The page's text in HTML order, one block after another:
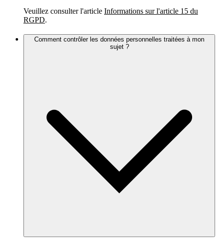
Veuillez consulter l'article Informations sur l'article 15 du
RGPD.
Comment contrôler les données personnelles traitées à mon
sujet ?